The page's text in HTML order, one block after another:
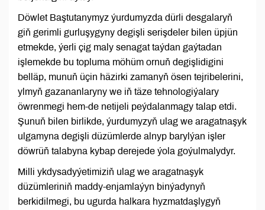
Döwlet Baştutanymyz ýurdumyzda dürli desgalaryň
giň gerimli gurluşygyny degişli serişdeler bilen üpjün
etmekde, ýerli çig maly senagat taýdan gaýtadan
işlemekde bu topluma möhüm ornuň degişlidigini
belläp, munuň üçin häzirki zamanyň ösen tejribelerini,
ylmyň gazananlaryny we iň täze tehnologiýalary
öwrenmegi hem-de netijeli peýdalanmagy talap etdi.
Şunuň bilen birlikde, ýurdumyzyň ulag we aragatnaşyk
ulgamyna degişli düzümlerde alnyp barylýan işler
döwrüň talabyna kybap derejede ýola goýulmalydyr.
Milli ykdysadyýetimiziň ulag we aragatnaşyk
düzümleriniň maddy-enjamlaýyn binýadynyň
berkidilmegi, bu ugurda halkara hyzmatdaşlygyň